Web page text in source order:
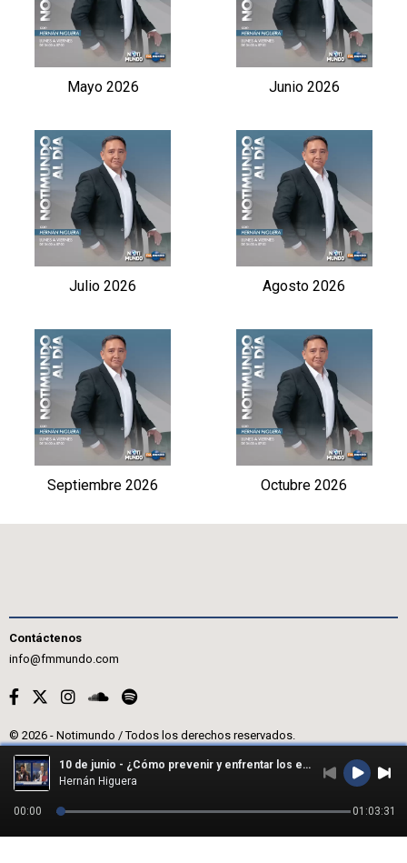
Mayo 2026 Junio 2026
Julio 2026 Agosto 2026
Septiembre 2026 Octubre 2026
10 de junio - ¿Cómo prevenir y enfrentar los efectos de las lluvias?
Hernán Higuera
00:00 01:03:31
Contáctenos
info@fmmundo.com
© 2026 - Notimundo / Todos los derechos reservados.